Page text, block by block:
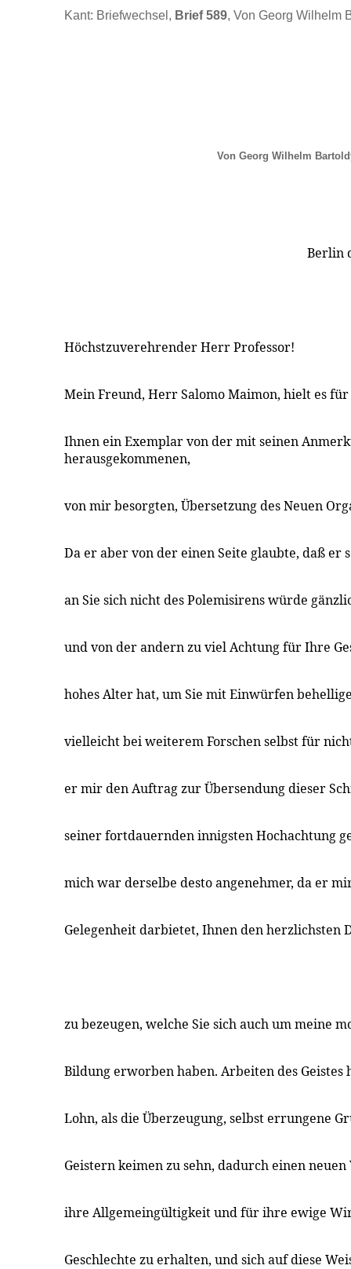
Kant: Briefwechsel, Brief 589, Von Georg Wilhelm
Von Georg Wilhelm
Berlin
Höchstzuverehrender Herr Professor!
Mein Freund, Herr Salomo Maimon, hielt es
Ihnen ein Exemplar von der mit seinen
herausgekommenen,
von mir besorgten, Übersetzung des Neuen
Da er aber von der einen Seite glaubte, daß er
an Sie sich nicht des Polemisirens würde
und von der andern zu viel Achtung für Ihre
hohes Alter hat, um Sie mit Einwürfen
vielleicht bei weiterem Forschen selbst für
er mir den Auftrag zur Übersendung dieser
seiner fortdauernden innigsten Hochachtung
mich war derselbe desto angenehmer, da er
Gelegenheit darbietet, Ihnen den herzlichsten
zu bezeugen, welche Sie sich auch um meine
Bildung erworben haben. Arbeiten des Geistes
Lohn, als die Überzeugung, selbst errungene
Geistern keimen zu sehn, dadurch einen
ihre Allgemeingültigkeit und für ihre ewige
Geschlechte zu erhalten, und sich auf diese